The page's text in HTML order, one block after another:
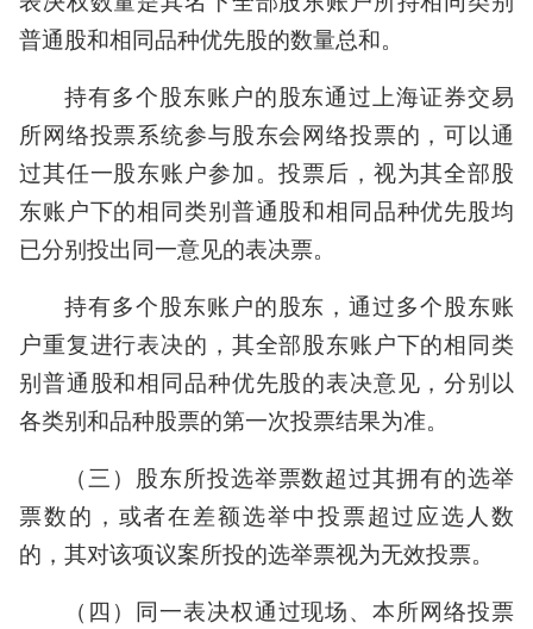
普通股和相同品种优先股的数量总和。
持有多个股东账户的股东通过上海证券交易
所网络投票系统参与股东会网络投票的，可以通
过其任一股东账户参加。投票后，视为其全部股
东账户下的相同类别普通股和相同品种优先股均
已分别投出同一意见的表决票。
持有多个股东账户的股东，通过多个股东账
户重复进行表决的，其全部股东账户下的相同类
别普通股和相同品种优先股的表决意见，分别以
各类别和品种股票的第一次投票结果为准。
（三）股东所投选举票数超过其拥有的选举
票数的，或者在差额选举中投票超过应选人数
的，其对该项议案所投的选举票视为无效投票。
（四）同一表决权通过现场、本所网络投票